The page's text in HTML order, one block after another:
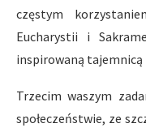
częstym
Eucharystii i
inspirowaną tajemnicą
Trzecim waszym
społeczeństwie, ze